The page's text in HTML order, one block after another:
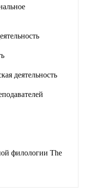
деятельность
филологии The